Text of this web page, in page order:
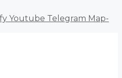
Youtube Telegram Map-